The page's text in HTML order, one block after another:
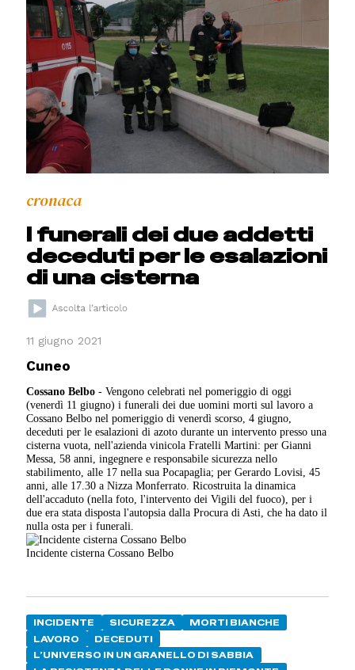
cronaca
I funerali dei due addetti
deceduti per le esalazioni
di una cisterna
11 giugno 2021
Cuneo
Cossano Belbo - Vengono celebrati nel pomeriggio di oggi
(venerdì 11 giugno) i funerali dei due uomini morti sul lavoro a
Cossano Belbo nel pomeriggio di venerdì scorso, 4 giugno,
deceduti per le esalazioni di azoto durante un intervento presso una
cisterna vuota, nell'azienda vinicola Fratelli Martini: per Gianni
Messa, 58 anni, ingegnere e responsabile sicurezza nello
stabilimento, alle 17 nella sua Pocapaglia; per Gerardo Lovisi, 45
anni, alle 17.30 a Nizza Monferrato. Ricostruita la dinamica
dell'accaduto (nella foto, l'intervento dei Vigili del fuoco), per i
due era stata disposta l'autopsia dalla Procura di Asti, che ha dato il
nulla osta per i funerali.
Incidente cisterna Cossano Belbo
INCIDENTE SICUREZZA
MORTI BIANCHE
LAVORO
DECEDUTI
L’UNIVERSO IN UN GRANELLO DI SABBIA